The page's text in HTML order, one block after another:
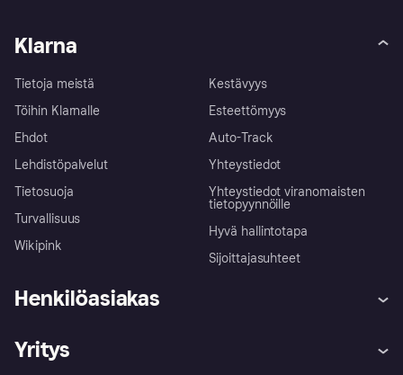
Klarna
Tietoja meistä
Töihin Klarnalle
Ehdot
Lehdistöpalvelut
Tietosuoja
Turvallisuus
Wikipink
Kestävyys
Esteettömyys
Auto-Track
Yhteystiedot
Yhteystiedot viranomaisten
tietopyynnöille
Hyvä hallintotapa
Sijoittajasuhteet
Henkilöasiakas
Kirjaudu sisään
Yritys